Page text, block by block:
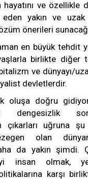
hayatını ve özellikle
eden yakın ve
önerileri
en büyük tehdit
birlikte diğer
ve dünyayı/
devletlerdir.
oluşa doğru
dengesizlik
çıkarları uğruna
olan
da yakın şimdi.
insan olmak,
karşı